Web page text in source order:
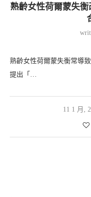
熟齡女性荷爾蒙失
熟齡女性荷爾蒙失衡常導
提出「…
11 1 月,